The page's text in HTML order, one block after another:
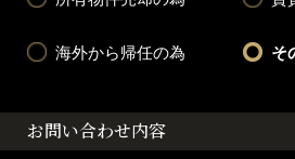
海外から帰任の為 そ
お問い合わせ内容